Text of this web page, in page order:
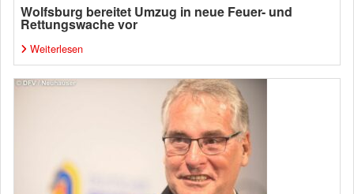
Wolfsburg bereitet Umzug in neue Feuer- und
Rettungswache vor
Weiterlesen